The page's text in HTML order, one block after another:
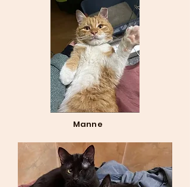
Manne